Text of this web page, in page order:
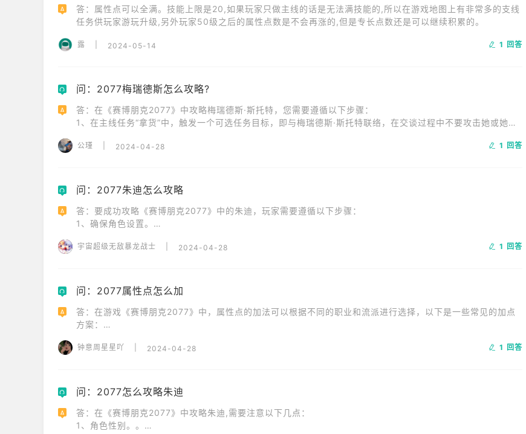
A
答：属性点可以全满。技能上限是20,如果玩家只做主线的话是无法满技能的,所以在游戏地图上有非常多的支线
任务供玩家游玩升级,另外玩家50级之后的属性点数是不会再涨的,但是专长点数还是可以继续积累的。
露 2024-05-14 1 回答
Q 问：2077梅瑞德斯怎么攻略?
A
答：在《赛博朋克2077》中攻略梅瑞德斯·斯托特，您需要遵循以下步骤：
1、在主线任务“拿货”中，触发一个可选任务目标，即与梅瑞德斯·斯托特联络，在交谈过程中不要攻击她或她的
2、在前往漩涡帮老窝的任务中，选择与漩涡帮对话的选项，如“坐下]”“[安抚杰克]杰克，坐下”等，以避免冲
4、回复短信后，会触发支线任务“穿皮草的维纳斯”。
公瑾 2024-04-28 1 回答
Q 问：2077朱迪怎么攻略
A
答：要成功攻略《赛博朋克2077》中的朱迪，玩家需要遵循以下步骤：
1、确保角色设置。
3、对话选择。
6、支线任务“千人千面”。
8、等待朱迪的电话。
9、增进关系。
宇宙超级无敌暴龙战士 2024-04-28 1 回答
Q 问：2077属性点怎么加
A
答：在游戏《赛博朋克2077》中，属性点的加法可以根据不同的职业和流派进行选择，以下是一些常见的加点
方案：
2、智力：关系到玩家的网络黑客能力。如果玩家选择黑客流派，这个属性应该点满。
5、镇定：增加暴击伤害，与暴击流有关。如果玩家不走暴击流派，可能不需要加太多这个属性。
钟意周星星吖 2024-04-28 1 回答
Q 问：2077怎么攻略朱迪
A
答：在《赛博朋克2077》中攻略朱迪,需要注意以下几点：
1、角色性别。。